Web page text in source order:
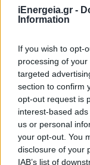
iEnergeia.gr -
Information
If you wish to opt-
processing of
targeted
section to confirm
opt-out request is
interest-based
us or personal
your opt-out. You
disclosure of your
IAB’s list of
Γιάννης
καλύτερο
ΑΡΘΡΑ - ΑΝΑΛΥΣΕΙΣ